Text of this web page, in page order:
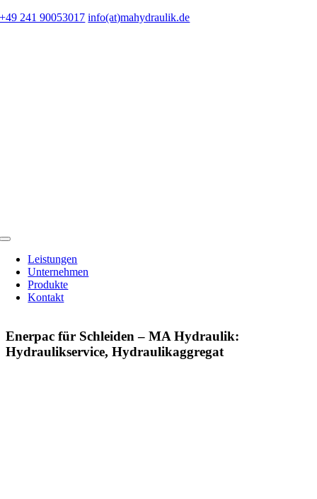
Zum
+49 241 90053017 info(at)mahydraulik.de
Toggle
NavigationLeistungen
Unternehmen
Produkte
Kontakt
Enerpac für Schleiden – MA Hydraulik:
Hydraulikservice, Hydraulikaggregat